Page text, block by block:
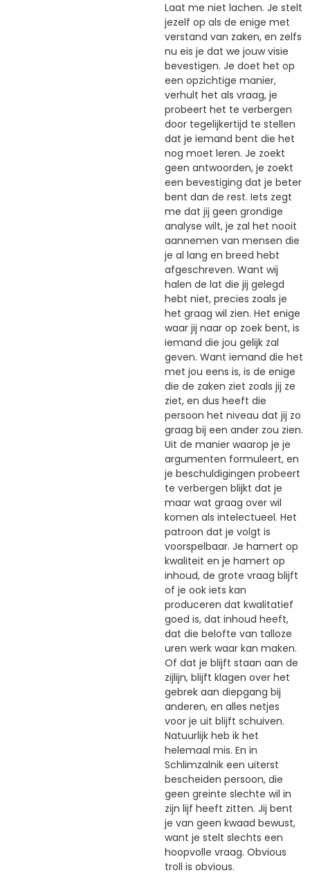
Laat me niet lachen. Je stelt
jezelf op als de enige met
verstand van zaken, en zelfs
nu eis je dat we jouw visie
bevestigen. Je doet het op
een opzichtige manier,
verhult het als vraag, je
probeert het te verbergen
door tegelijkertijd te stellen
dat je iemand bent die het
nog moet leren. Je zoekt
geen antwoorden, je zoekt
een bevestiging dat je beter
bent dan de rest. Iets zegt
me dat jij geen grondige
analyse wilt, je zal het nooit
aannemen van mensen die
je al lang en breed hebt
afgeschreven. Want wij
halen de lat die jij gelegd
hebt niet, precies zoals je
het graag wil zien. Het enige
waar jij naar op zoek bent, is
iemand die jou gelijk zal
geven. Want iemand die het
met jou eens is, is de enige
die de zaken ziet zoals jij ze
ziet, en dus heeft die
persoon het niveau dat jij zo
graag bij een ander zou zien.
Uit de manier waarop je je
argumenten formuleert, en
je beschuldigingen probeert
te verbergen blijkt dat je
maar wat graag over wil
komen als intelectueel. Het
patroon dat je volgt is
voorspelbaar. Je hamert op
kwaliteit en je hamert op
inhoud, de grote vraag blijft
of je ook iets kan
produceren dat kwalitatief
goed is, dat inhoud heeft,
dat die belofte van talloze
uren werk waar kan maken.
Of dat je blijft staan aan de
zijlijn, blijft klagen over het
gebrek aan diepgang bij
anderen, en alles netjes
voor je uit blijft schuiven.
Natuurlijk heb ik het
helemaal mis. En in
Schlimzalnik een uiterst
bescheiden persoon, die
geen greinte slechte wil in
zijn lijf heeft zitten. Jij bent
je van geen kwaad bewust,
want je stelt slechts een
hoopvolle vraag. Obvious
troll is obvious.